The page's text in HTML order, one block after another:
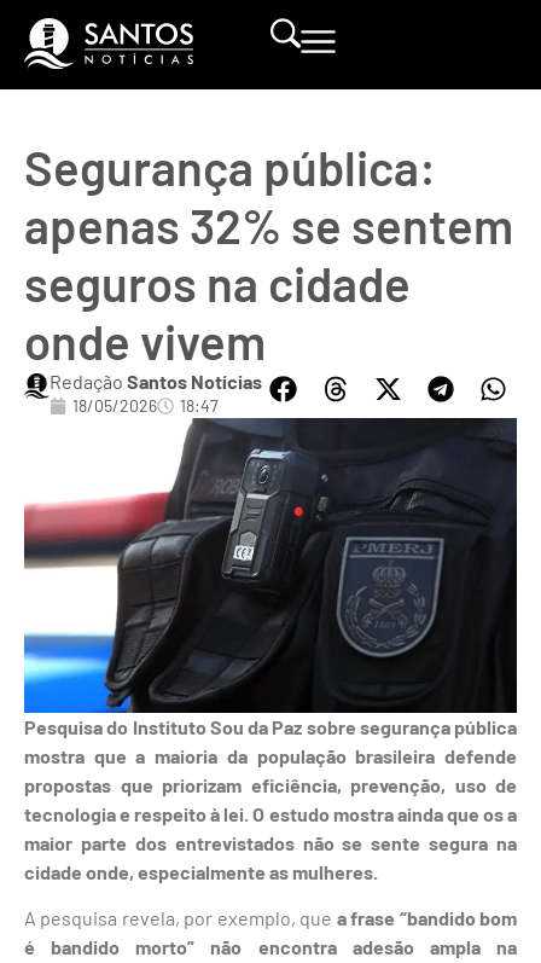
Segurança pública:
apenas 32% se sentem
seguros na cidade
onde vivem
Redação Santos Notícias
18/05/2026 18:47
Pesquisa do Instituto Sou da Paz sobre segurança pública
mostra que a maioria da população brasileira defende
propostas que priorizam eficiência, prevenção, uso de
tecnologia e respeito à lei. O estudo mostra ainda que os a
maior parte dos entrevistados não se sente segura na
cidade onde, especialmente as mulheres.
A pesquisa revela, por exemplo, que a frase “bandido bom
é bandido morto” não encontra adesão ampla na